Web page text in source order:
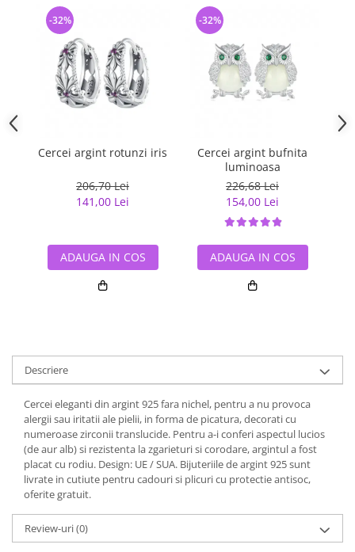
Cercei argint rotunzi iris
206,70 Lei
141,00 Lei
-32%
ADAUGA IN COS
Cercei argint bufnita
luminoasa
226,68 Lei
154,00 Lei
-32%
ADAUGA IN COS
Descriere
Cercei eleganti din argint 925 fara nichel, pentru a nu provoca
alergii sau iritatii ale pielii, in forma de picatura, decorati cu
numeroase zirconii translucide. Pentru a-i conferi aspectul lucios
(de aur alb) si rezistenta la zgarieturi si corodare, argintul a fost
placat cu rodiu. Design: UE / SUA. Bijuteriile de argint 925 sunt
livrate in cutiute pentru cadouri si plicuri cu protectie antisoc,
oferite gratuit.
Review-uri(0)